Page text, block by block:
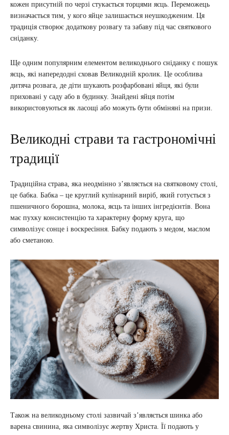
кожен присутній по черзі стукається торцями яєць. Переможець
визначається тим, у кого яйце залишається неушкодженим. Ця
традиція створює додаткову розвагу та забаву під час святкового
сніданку.
Ще одним популярним елементом великоднього сніданку є пошук
яєць, які напередодні сховав Великодній кролик. Це особлива
дитяча розвага, де діти шукають розфарбовані яйця, які були
приховані у саду або в будинку. Знайдені яйця потім
використовуються як ласощі або можуть бути обміняні на призи.
Великодні страви та гастрономічні
традиції
Традиційна страва, яка неодмінно з’являється на святковому столі,
це бабка. Бабка – це круглий кулінарний виріб, який готується з
пшеничного борошна, молока, яєць та інших інгредієнтів. Вона
має пухку консистенцію та характерну форму круга, що
символізує сонце і воскресіння. Бабку подають з медом, маслом
або сметаною.
Також на великодньому столі зазвичай з’являється шинка або
варена свинина, яка символізує жертву Христа. Її подають у